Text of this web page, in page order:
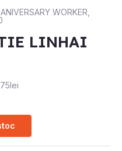
WORKER
LINHAI